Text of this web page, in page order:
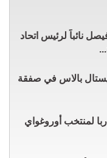
نائباً لرئيس اتحاد
بالاس في صفقة
لمنتخب أوروغواي